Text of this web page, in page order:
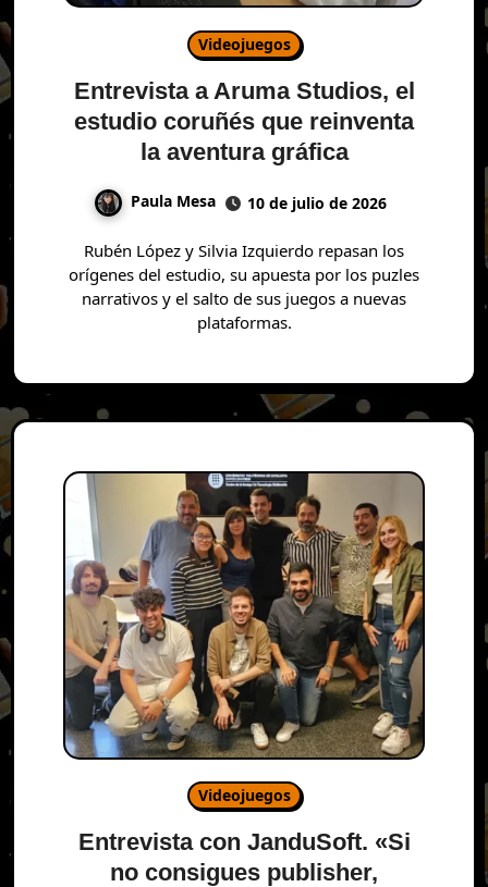
Videojuegos
Entrevista a Aruma Studios, el
estudio coruñés que reinventa
la aventura gráfica
Paula Mesa 10 de julio de 2026
Rubén López y Silvia Izquierdo repasan los
orígenes del estudio, su apuesta por los puzles
narrativos y el salto de sus juegos a nuevas
plataformas.
Videojuegos
Entrevista con JanduSoft. «Si
no consigues publisher,